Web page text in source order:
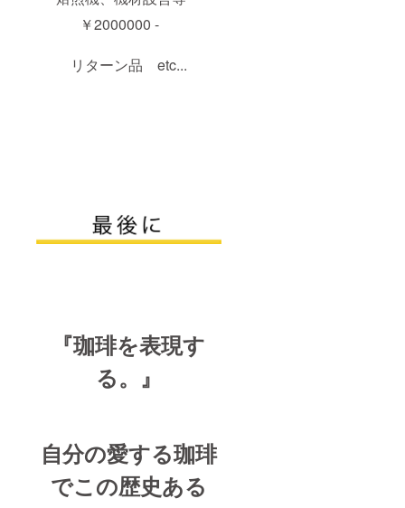
￥2000000 -
リターン品 etc...
『珈琲を表現す
る。』
自分の愛する珈琲
でこの歴史ある